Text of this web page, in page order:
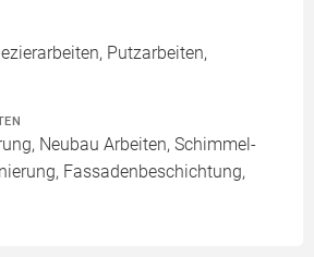
Putzarbeiten,
Neubau Arbeiten, Schimmel-
Fassadenbeschichtung,